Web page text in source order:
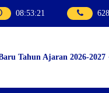
08:53:22
Tahun Ajaran 2026-2027